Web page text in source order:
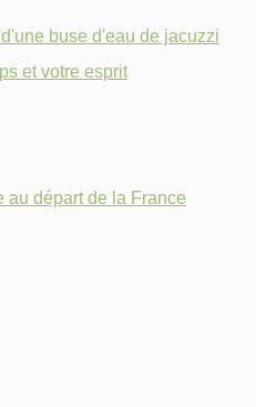
buse d'eau de jacuzzi
et votre esprit
départ de la France